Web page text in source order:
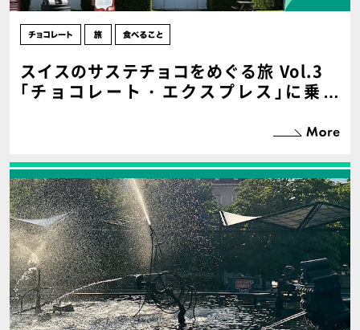
スイスのサステチョコをめぐる旅 Vol.3
｢チョコレート・エクスプレス｣に乗っ